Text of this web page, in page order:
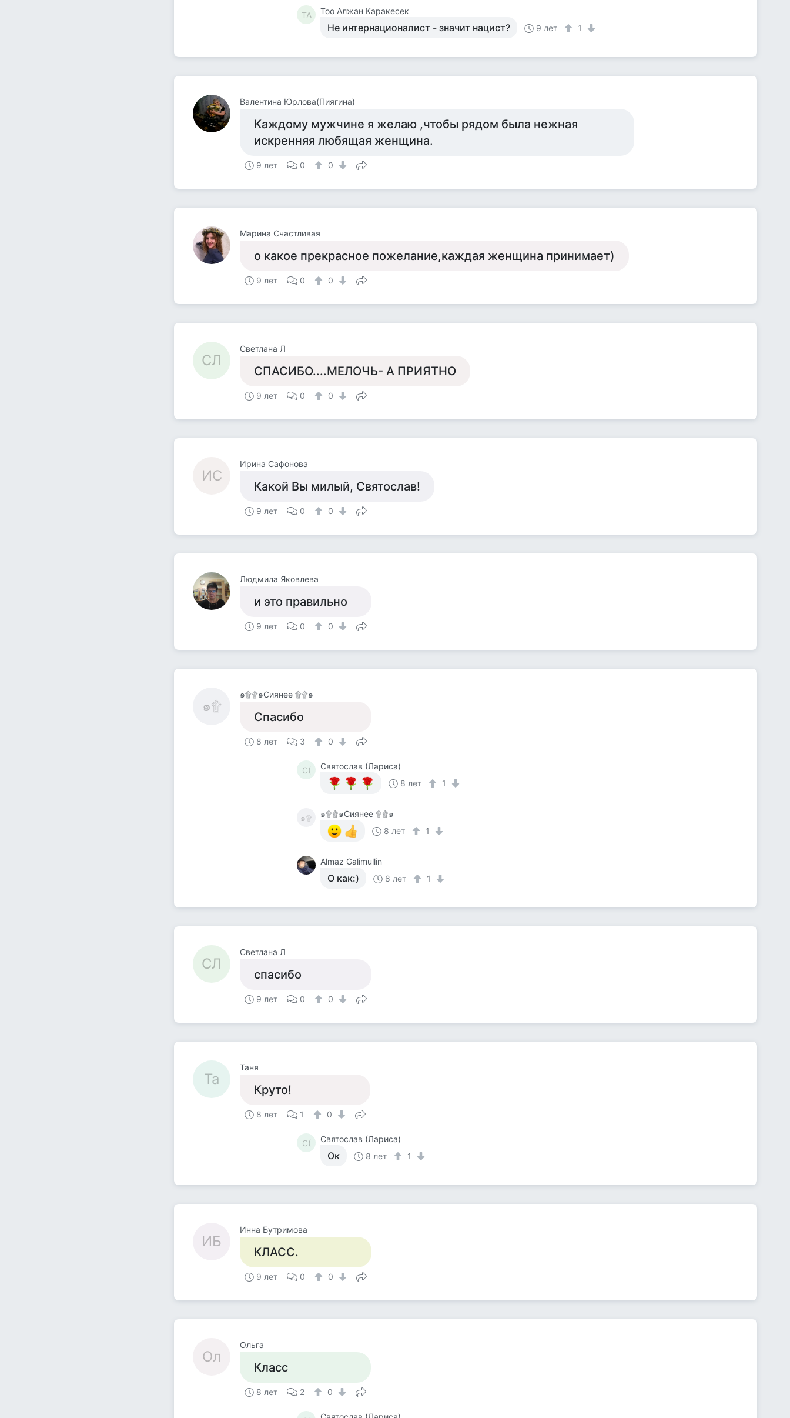
ТА Тоо Алжан Каракесек
Не интернационалист - значит нацист? 9 лет 1
Валентина Юрлова(Пиягина)
Каждому мужчине я желаю ,чтобы рядом была нежная
искренняя любящая женщина.
9 лет 0 0
Марина Счастливая
о какое прекрасное пожелание,каждая женщина принимает)
9 лет 0 0
СЛ
Светлана Л
СПАСИБО....МЕЛОЧЬ- А ПРИЯТНО
9 лет 0 0
ИС
Ирина Сафонова
Какой Вы милый, Святослав!
9 лет 0 0
Людмила Яковлева
и это правильно
9 лет 0 0
๑۩
๑۩۩๑Сиянее ۩۩๑
Спасибо
8 лет 3 0
С(
Святослав (Лариса)
8 лет
1
๑۩
๑۩۩๑Сиянее ۩۩๑
8 лет
1
Almaz Galimullin
О как:) 8 лет 1
СЛ
Светлана Л
спасибо
9 лет 0 0
Та
Таня
Круто!
8 лет 1 0
С( Святослав (Лариса)
Ок 8 лет 1
ИБ
Инна Бутримова
КЛАСС.
9 лет 0 0
Ол
Ольга
Класс
8 лет 2 0